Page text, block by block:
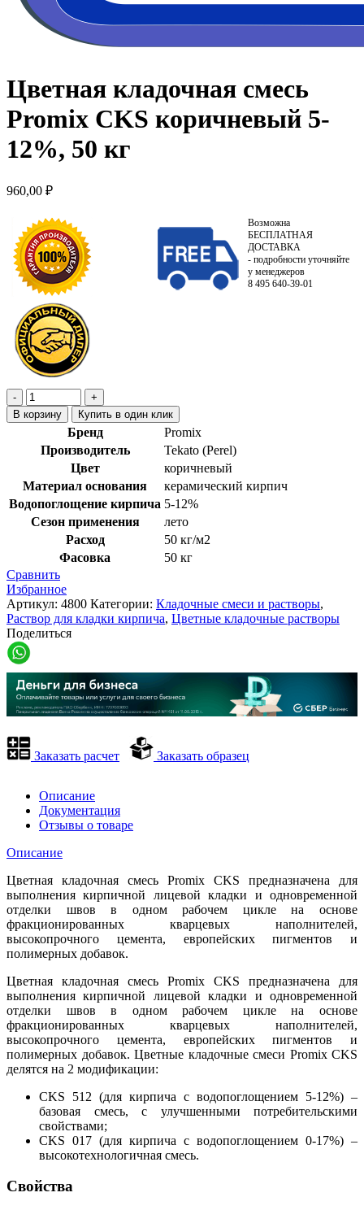
Цветная кладочная смесь
Promix CKS коричневый 5-
12%, 50 кг
960,00 ₽
Возможна
БЕСПЛАТНАЯ
ДОСТАВКА
- подробности уточняйте
у менеджеров
8 495 640-39-01
В корзину Купить в один клик
Бренд
Promix
Производитель
Tekato (Perel)
Цвет
коричневый
Материал основания
керамический кирпич
Водопоглощение кирпича 5-12%
Сезон применения
лето
Расход
50 кг/м2
Фасовка
50 кг
Сравнить
Избранное
Артикул: 4800 Категории: Кладочные смеси и растворы,
Раствор для кладки кирпича, Цветные кладочные растворы
Поделиться
Заказать расчет Заказать образец
Описание
Документация
Отзывы о товаре
Описание
Цветная кладочная смесь Promix CKS предназначена для
выполнения кирпичной лицевой кладки и одновременной
отделки швов в одном рабочем цикле на основе
фракционированных кварцевых наполнителей,
высокопрочного цемента, европейских пигментов и
полимерных добавок.
Цветная кладочная смесь Promix CKS предназначена для
выполнения кирпичной лицевой кладки и одновременной
отделки швов в одном рабочем цикле на основе
фракционированных кварцевых наполнителей,
высокопрочного цемента, европейских пигментов и
полимерных добавок. Цветные кладочные смеси Promix CKS
делятся на 2 модификации:
CKS 512 (для кирпича с водопоглощением 5-12%) –
базовая смесь, с улучшенными потребительскими
свойствами;
CKS 017 (для кирпича с водопоглощением 0-17%) –
высокотехнологичная смесь.
Свойства